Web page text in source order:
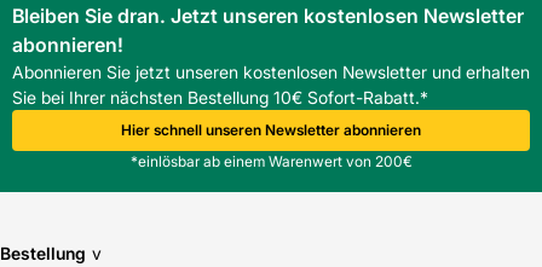
Bleiben Sie dran. Jetzt unseren kostenlosen Newsletter
abonnieren!
Abonnieren Sie jetzt unseren kostenlosen Newsletter und erhalten
Sie bei Ihrer nächsten Bestellung 10€ Sofort-Rabatt.*
Hier schnell unseren Newsletter abonnieren
*einlösbar ab einem Warenwert von 200€
Bestellung v